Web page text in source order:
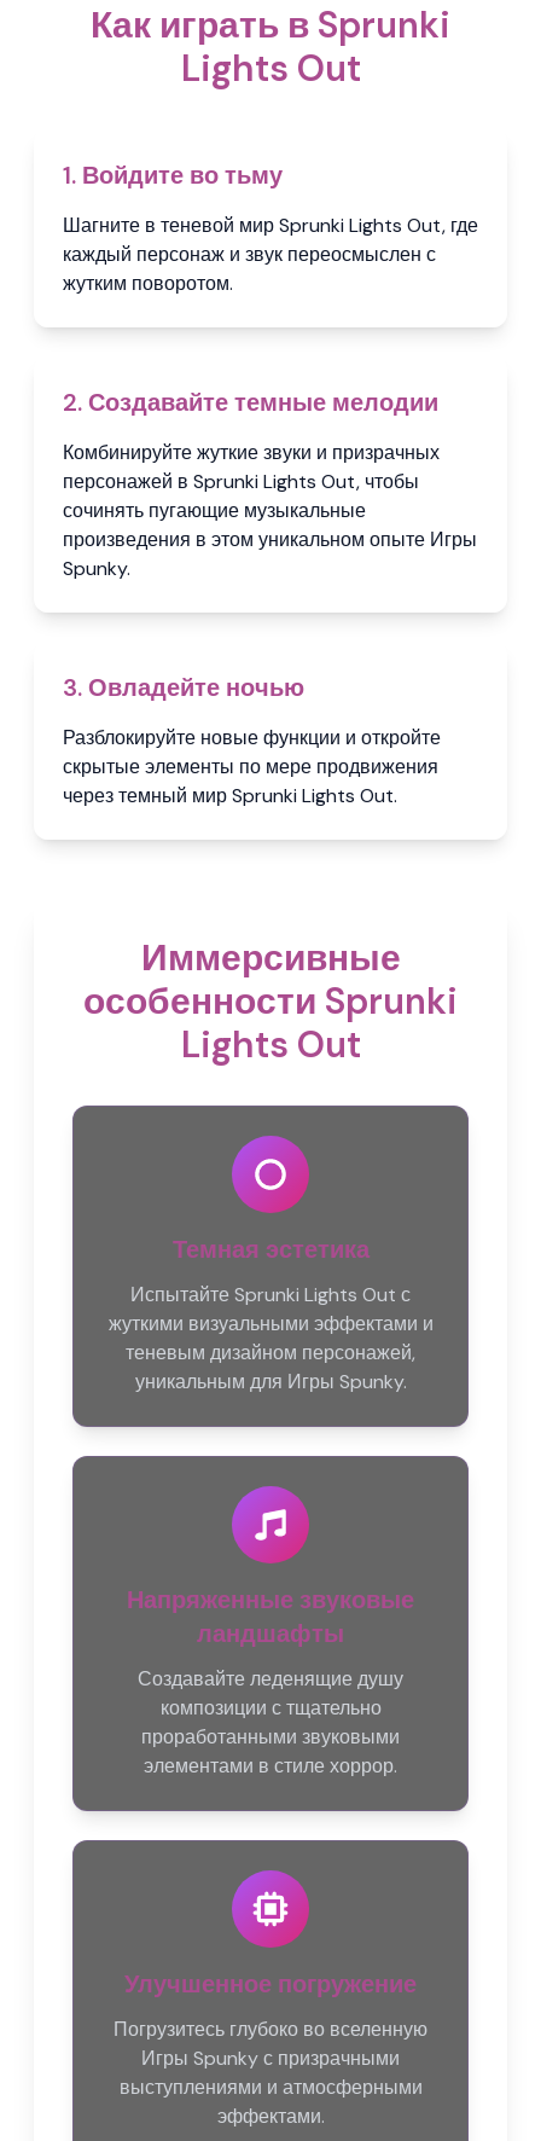
Как играть в Sprunki
Lights Out
1. Войдите во тьму
Шагните в теневой мир Sprunki Lights Out, где
каждый персонаж и звук переосмыслен с
жутким поворотом.
2. Создавайте темные мелодии
Комбинируйте жуткие звуки и призрачных
персонажей в Sprunki Lights Out, чтобы
сочинять пугающие музыкальные
произведения в этом уникальном опыте Игры
Spunky.
3. Овладейте ночью
Разблокируйте новые функции и откройте
скрытые элементы по мере продвижения
через темный мир Sprunki Lights Out.
Иммерсивные
особенности Sprunki
Lights Out
Темная эстетика
Испытайте Sprunki Lights Out с
жуткими визуальными эффектами и
теневым дизайном персонажей,
уникальным для Игры Spunky.
Напряженные звуковые
ландшафты
Создавайте леденящие душу
композиции с тщательно
проработанными звуковыми
элементами в стиле хоррор.
Улучшенное погружение
Погрузитесь глубоко во вселенную
Игры Spunky с призрачными
выступлениями и атмосферными
эффектами.